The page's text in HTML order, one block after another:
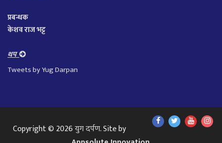
प्रबन्धक
केशव राज भट्ट
थप
Tweets by Yug Darpan
Find Find Find
Copyright © 2026युग दर्पण. Site by